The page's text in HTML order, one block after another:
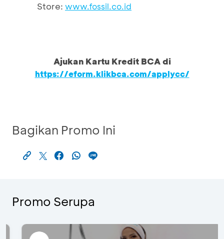
Store: www.fossil.co.id
Ajukan Kartu Kredit BCA di
https://eform.klikbca.com/applycc/
Bagikan Promo Ini
Promo Serupa